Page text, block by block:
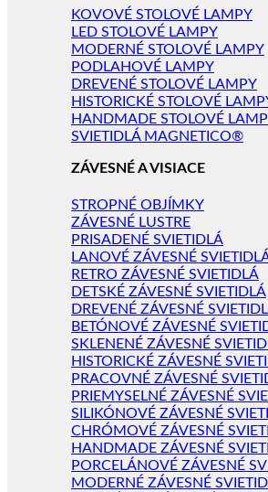
KOVOVÉ STOLOVÉ LAMPY
LED STOLOVÉ LAMPY
MODERNÉ STOLOVÉ LAMPY
PODLAHOVÉ LAMPY
DREVENÉ STOLOVÉ LAMPY
HISTORICKÉ STOLOVÉ
HANDMADE STOLOVÉ
SVIETIDLÁ MAGNETICO®
ZÁVESNÉ A VISIACE
STROPNÉ OBJÍMKY
ZÁVESNÉ LUSTRE
PRISADENÉ SVIETIDLÁ
LANOVÉ ZÁVESNÉ
RETRO ZÁVESNÉ SVIETIDLÁ
DETSKÉ ZÁVESNÉ SVIETIDLÁ
DREVENÉ ZÁVESNÉ
BETÓNOVÉ ZÁVESNÉ
SKLENENÉ ZÁVESNÉ
HISTORICKÉ ZÁVESNÉ
PRACOVNÉ ZÁVESNÉ
PRIEMYSELNÉ ZÁVESNÉ
SILIKÓNOVÉ ZÁVESNÉ
CHRÓMOVÉ ZÁVESNÉ
HANDMADE ZÁVESNÉ
PORCELÁNOVÉ ZÁVESNÉ
MODERNÉ ZÁVESNÉ